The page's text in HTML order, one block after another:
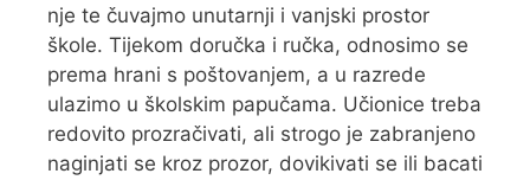
nje te čuvajmo unutarnji i vanjski prostor
škole. Tijekom doručka i ručka, odnosimo se
prema hrani s poštovanjem, a u razrede
ulazimo u školskim papučama. Učionice treba
redovito prozračivati, ali strogo je zabranjeno
naginjati se kroz prozor, dovikivati se ili bacati